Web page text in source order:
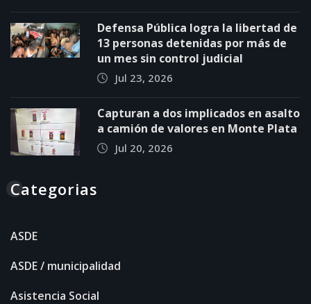
Defensa Pública logra la libertad de
13 personas detenidas por más de
un mes sin control judicial
Jul 23, 2026
Capturan a dos implicados en asalto
a camión de valores en Monte Plata
Jul 20, 2026
Categorias
ASDE
ASDE / municipalidad
Asistencia Social